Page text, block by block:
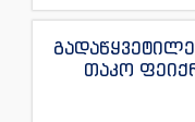
თაკო